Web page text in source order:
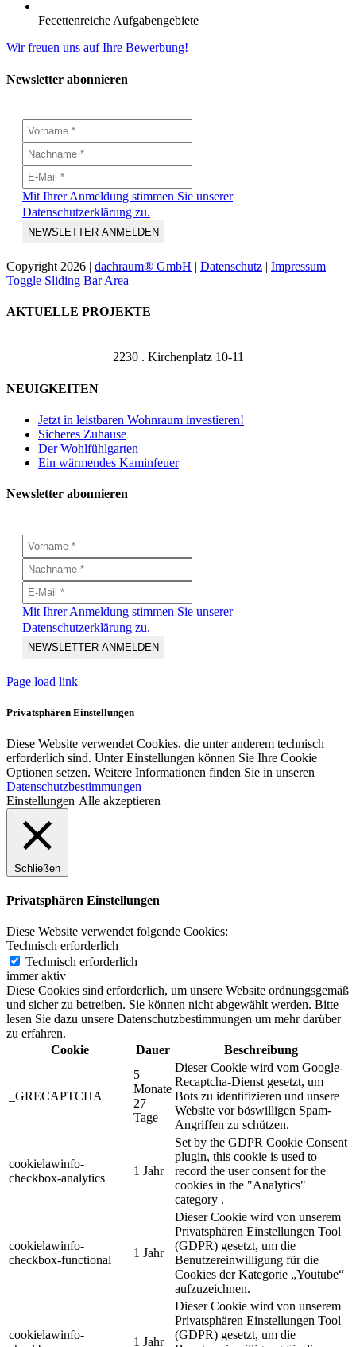
Fecettenreiche Aufgabengebiete
Wir freuen uns auf Ihre Bewerbung!
Newsletter abonnieren
Mit Ihrer Anmeldung stimmen Sie unserer
Datenschutzerklärung zu.
Copyright 2026 | dachraum® GmbH | Datenschutz | Impressum
Toggle Sliding Bar Area
AKTUELLE PROJEKTE
2230 . Kirchenplatz 10-11
NEUIGKEITEN
Jetzt in leistbaren Wohnraum investieren!
Sicheres Zuhause
Der Wohlfühlgarten
Ein wärmendes Kaminfeuer
Newsletter abonnieren
Mit Ihrer Anmeldung stimmen Sie unserer
Datenschutzerklärung zu.
Page load link
Privatsphären Einstellungen
Diese Website verwendet Cookies, die unter anderem technisch
erforderlich sind. Unter Einstellungen können Sie Ihre Cookie
Optionen setzen. Weitere Informationen finden Sie in unseren
Datenschutzbestimmungen
Einstellungen Alle akzeptieren
Schließen
Privatsphären Einstellungen
Diese Website verwendet folgende Cookies:
Technisch erforderlich
Technisch erforderlich
immer aktiv
Diese Cookies sind erforderlich, um unsere Website ordnungsgemäß
und sicher zu betreiben. Sie können nicht abgewählt werden. Bitte
lesen Sie dazu unsere Datenschutzbestimmungen um mehr darüber
zu erfahren.
Cookie
Dauer Beschreibung
_GRECAPTCHA
5
Monate
27
Tage
Dieser Cookie wird vom Google-
Recaptcha-Dienst gesetzt, um
Bots zu identifizieren und unsere
Website vor böswilligen Spam-
Angriffen zu schützen.
cookielawinfo-
checkbox-analytics
1 Jahr
Set by the GDPR Cookie Consent
plugin, this cookie is used to
record the user consent for the
cookies in the "Analytics"
category .
cookielawinfo-
checkbox-functional
1 Jahr
Dieser Cookie wird von unserem
Privatsphären Einstellungen Tool
(GDPR) gesetzt, um die
Benutzereinwilligung für die
Cookies der Kategorie „Youtube“
aufzuzeichnen.
cookielawinfo-
1 Jahr
Dieser Cookie wird von unserem
Privatsphären Einstellungen Tool
(GDPR) gesetzt, um die